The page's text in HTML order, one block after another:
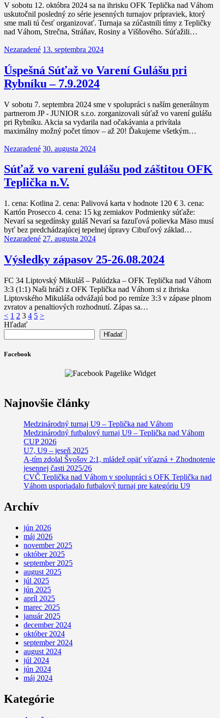
V sobotu 12. októbra 2024 sa na ihrisku OFK Teplička nad Váhom
uskutočnil posledný zo série jesenných turnajov prípraviek, ktorý
sme mali tú česť organizovať. Turnaja sa zúčastnili tímy z Tepličky
nad Váhom, Strečna, Stráňav, Rosiny a Višňového. Súťažili…
Nezaradené 13. septembra 2024
Úspešná Súťaž vo Varení Gulášu pri
Rybníku – 7.9.2024
V sobotu 7. septembra 2024 sme v spolupráci s naším generálnym
partnerom JP - JUNIOR s.r.o. zorganizovali súťaž vo varení gulášu
pri Rybníku. Akcia sa vydarila nad očakávania a privítala
maximálny možný počet tímov – až 20! Ďakujeme všetkým…
Nezaradené 30. augusta 2024
Súťaž vo varení gulášu pod záštitou OFK
Teplička n.V.
1. cena: Kotlina 2. cena: Palivová karta v hodnote 120 € 3. cena:
Kartón Prosecco 4. cena: 15 kg zemiakov Podmienky súťaže:
Nevarí sa segedínsky guláš Nevarí sa fazuľová polievka Mäso musí
byť bez predchádzajúcej tepelnej úpravy Cibuľový základ…
Nezaradené 27. augusta 2024
Výsledky zápasov 25-26.08.2024
FC 34 Liptovský Mikuláš – Palúdzka – OFK Teplička nad Váhom
3:3 (1:1) Naši hráči z OFK Teplička nad Váhom si z ihriska
Liptovského Mikuláša odvážajú bod po remíze 3:3 v zápase plnom
zvratov a penaltiových rozhodnutí. Zápas sa…
Stránkovanie
príspevkov
< Page
1 Page
2 Page
3 Page
4 Page
5 >
Hľadať
Hľadať
Facebook
Najnovšie články
Medzinárodný turnaj U9 – Teplička nad Váhom
Medzinárodný futbalový turnaj U9 – Teplička nad Váhom
CUP 2026
U7, U9 – jeseň 2025
A-tím zdolal Švošov 2:1, mládež opäť víťazná + Zhodnotenie
jesennej časti 2025/26
CVČ Teplička nad Váhom v spolupráci s OFK Teplička nad
Váhom usporiadalo futbalový turnaj pre kategóriu U9
Archív
jún 2026
máj 2026
november 2025
október 2025
september 2025
august 2025
júl 2025
jún 2025
apríl 2025
marec 2025
január 2025
december 2024
október 2024
september 2024
august 2024
júl 2024
jún 2024
máj 2024
Kategórie